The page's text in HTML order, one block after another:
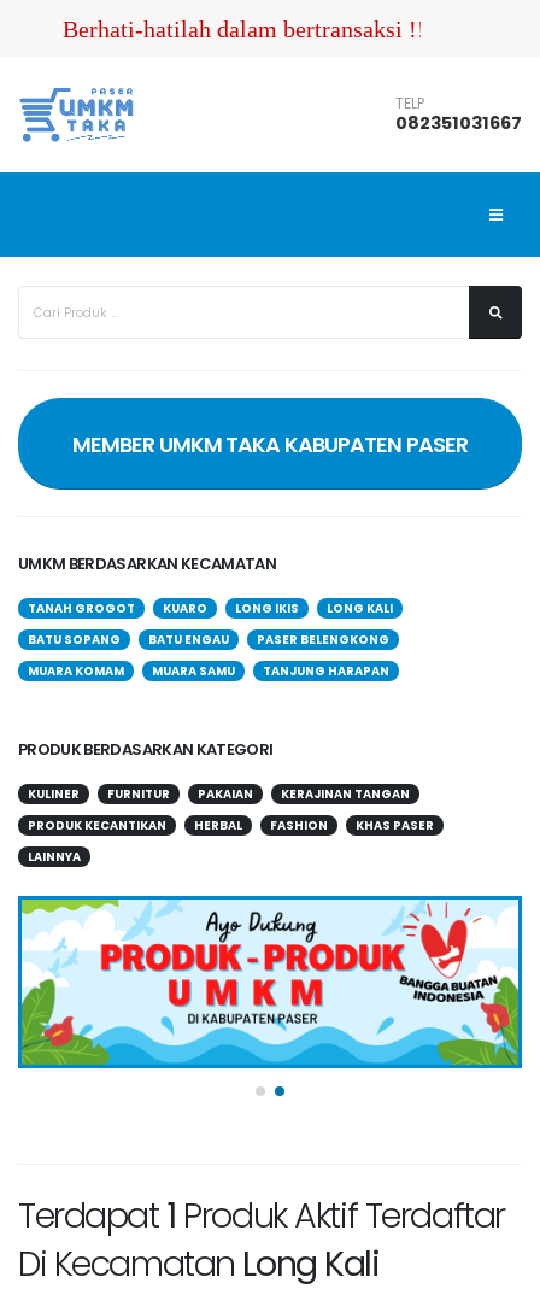
Berhati-hatilah dalam bertransaksi !!! Pastikan
TELP
082351031667
MEMBER UMKM TAKA KABUPATEN PASER
UMKM BERDASARKAN KECAMATAN
TANAH GROGOT KUARO LONG IKIS
LONG KALI
BATU SOPANG
BATU ENGAU
PASER BELENGKONG
MUARA KOMAM
MUARA SAMU TANJUNG HARAPAN
PRODUK BERDASARKAN KATEGORI
KULINER FURNITUR PAKAIAN
KERAJINAN TANGAN
PRODUK KECANTIKAN
HERBAL FASHION
KHAS PASER
LAINNYA
Terdapat1 Produk Aktif Terdaftar
Di Kecamatan Long Kali